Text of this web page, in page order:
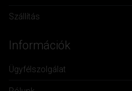
Szállítás
Információk
Ügyfélszolgálat